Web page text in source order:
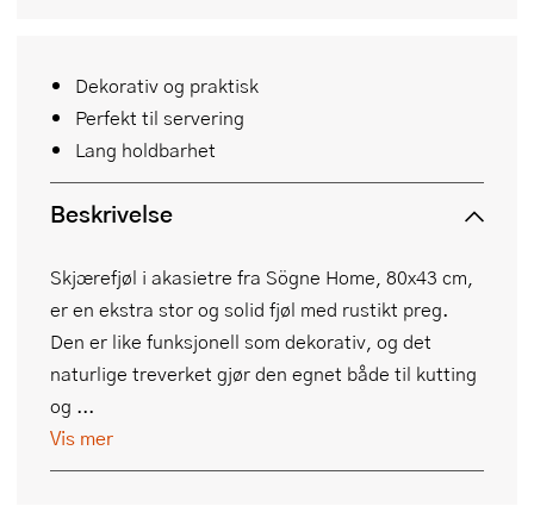
Dekorativ og praktisk
Perfekt til servering
Lang holdbarhet
Beskrivelse
Skjærefjøl i akasietre fra Sögne Home, 80x43 cm,
er en ekstra stor og solid fjøl med rustikt preg.
Den er like funksjonell som dekorativ, og det
naturlige treverket gjør den egnet både til kutting
og ...
Vis mer